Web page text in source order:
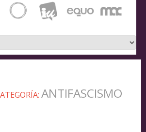
ANTIFASCISMO